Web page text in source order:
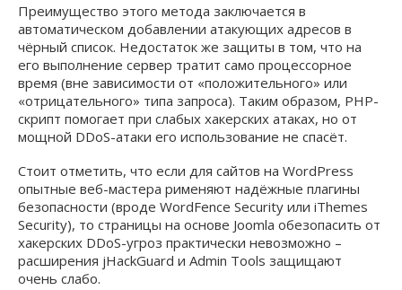
Преимущество этого метода заключается в
автоматическом добавлении атакующих адресов в
чёрный список. Недостаток же защиты в том, что на
его выполнение сервер тратит само процессорное
время (вне зависимости от «положительного» или
«отрицательного» типа запроса). Таким образом, PHP-
скрипт помогает при слабых хакерских атаках, но от
мощной DDoS-атаки его использование не спасёт.
Стоит отметить, что если для сайтов на WordPress
опытные веб-мастера рименяют надёжные плагины
безопасности (вроде WordFence Security или iThemes
Security), то страницы на основе Joomla обезопасить от
хакерских DDoS-угроз практически невозможно –
расширения jHackGuard и Admin Tools защищают
очень слабо.